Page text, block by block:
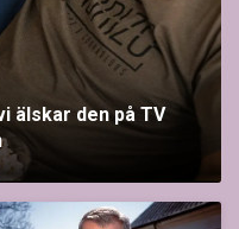
älskar den på TV